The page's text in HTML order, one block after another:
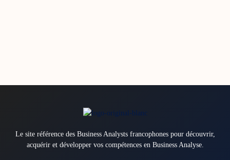
Le site référence des Business Analysts francophones pour découvrir,
acquérir et développer vos compétences en Business Analyse.